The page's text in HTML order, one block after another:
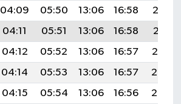
04:09 05:50 13:06 16:58
20:12
04:11 05:51 13:06 16:58
20:11
04:12 05:52 13:06 16:57
20:10
04:14 05:53 13:06 16:57
20:08
04:15 05:54 13:06 16:56
20:07